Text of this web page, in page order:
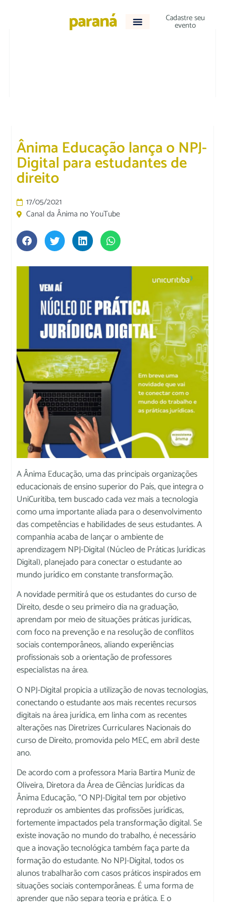
Cadastre seu
evento
Ânima Educação lança o NPJ-
Digital para estudantes de
direito
17/05/2021
Canal da Ânima no YouTube
A Ânima Educação, uma das principais organizações
educacionais de ensino superior do País, que integra o
UniCuritiba, tem buscado cada vez mais a tecnologia
como uma importante aliada para o desenvolvimento
das competências e habilidades de seus estudantes. A
companhia acaba de lançar o ambiente de
aprendizagem NPJ-Digital (Núcleo de Práticas Jurídicas
Digital), planejado para conectar o estudante ao
mundo jurídico em constante transformação.
A novidade permitirá que os estudantes do curso de
Direito, desde o seu primeiro dia na graduação,
aprendam por meio de situações práticas jurídicas,
com foco na prevenção e na resolução de conflitos
sociais contemporâneos, aliando experiências
profissionais sob a orientação de professores
especialistas na área.
O NPJ-Digital propicia a utilização de novas tecnologias,
conectando o estudante aos mais recentes recursos
digitais na área jurídica, em linha com as recentes
alterações nas Diretrizes Curriculares Nacionais do
curso de Direito, promovida pelo MEC, em abril deste
ano.
De acordo com a professora Maria Bartira Muniz de
Oliveira, Diretora da Área de Ciências Jurídicas da
Ânima Educação, “O NPJ-Digital tem por objetivo
reproduzir os ambientes das profissões jurídicas,
fortemente impactados pela transformação digital. Se
existe inovação no mundo do trabalho, é necessário
que a inovação tecnológica também faça parte da
formação do estudante. No NPJ-Digital, todos os
alunos trabalharão com casos práticos inspirados em
situações sociais contemporâneas. É uma forma de
aprender que não separa teoria e prática. E o